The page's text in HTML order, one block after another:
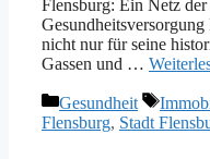
Flensburg: Ein Netz der
Gesundheitsversorgung
nicht nur für seine
Gassen und …
Kategorien
Gesundheit
Flensburg, Stadt